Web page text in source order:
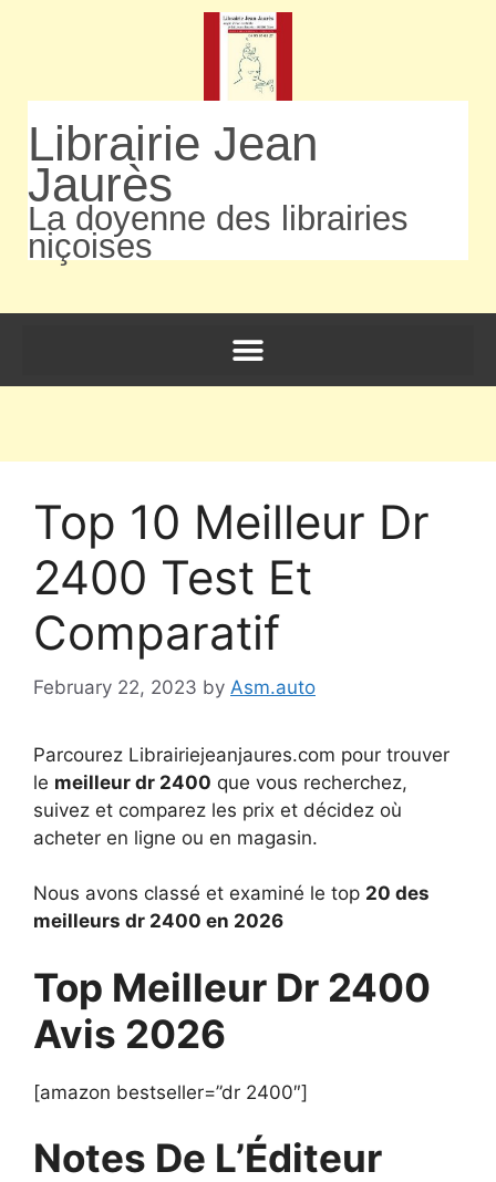
Librairie Jean
Jaurès
La doyenne des librairies
niçoises
Top 10 Meilleur Dr
2400 Test Et
Comparatif
February 22, 2023 by Asm.auto
Parcourez Librairiejeanjaures.com pour trouver
le meilleur dr 2400 que vous recherchez,
suivez et comparez les prix et décidez où
acheter en ligne ou en magasin.
Nous avons classé et examiné le top 20 des
meilleurs dr 2400 en 2026
Top Meilleur Dr 2400
Avis 2026
[amazon bestseller=”dr 2400″]
Notes De L’Éditeur